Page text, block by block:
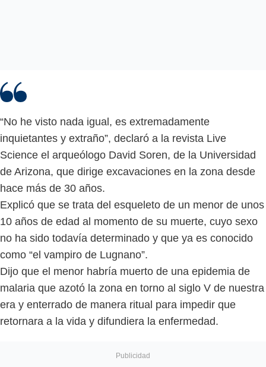
“No he visto nada igual, es extremadamente
inquietantes y extraño”, declaró a la revista Live
Science el arqueólogo David Soren, de la Universidad
de Arizona, que dirige excavaciones en la zona desde
hace más de 30 años.
Explicó que se trata del esqueleto de un menor de unos
10 años de edad al momento de su muerte, cuyo sexo
no ha sido todavía determinado y que ya es conocido
como “el vampiro de Lugnano”.
Dijo que el menor habría muerto de una epidemia de
malaria que azotó la zona en torno al siglo V de nuestra
era y enterrado de manera ritual para impedir que
retornara a la vida y difundiera la enfermedad.